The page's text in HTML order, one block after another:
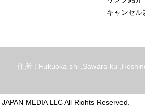
キャンセル
住所：Fukuoka-shi ,Sawara-ku
MEDIA LLC All Rights Reserved.